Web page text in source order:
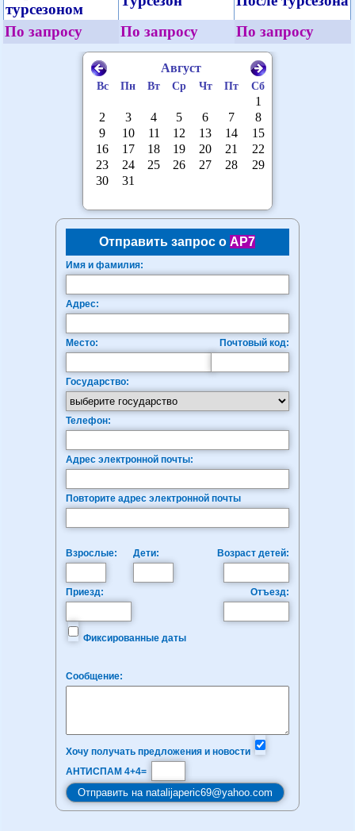
турсезоном
По запросу
По запросу По запросу
Отправить запрос оAP7
Имя и фамилия:
Адрес:
Место: Почтовый код:
Государство:
Телефон:
Адрес электронной почты:
Повторите адрес электронной почты
Взрослые: Дети: Возраст детей:
Приезд: Отъезд:
Фиксированные даты
Сообщение:
Хочу получать предложения и новости
АНТИСПАМ 4+4=